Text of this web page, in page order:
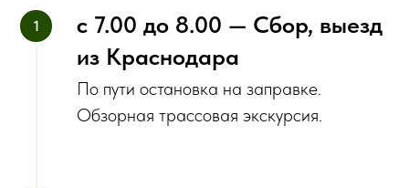
‌с 7.00 до 8.00 — Сбор, выезд
из Краснодара
По пути остановка на заправке.
Обзорная трассовая экскурсия.